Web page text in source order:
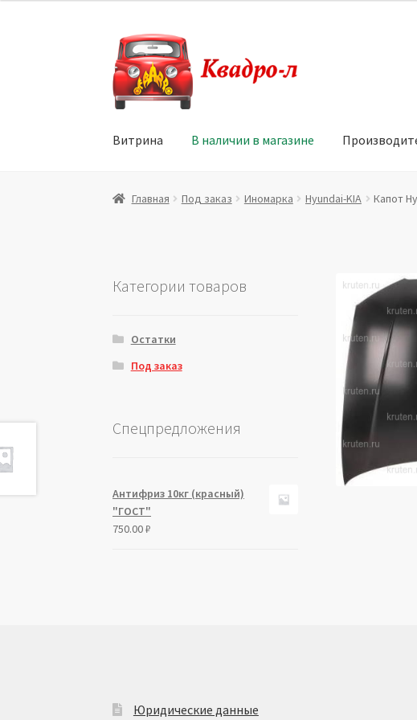
Перейти
к
навигации
Перейти
к
содержимому
Витрина В наличии в магазине
Главная Витрина Мой аккаунт Политика в
Главная Под заказ Иномарка Hyundai-KIA Капот
Категории товаров
Остатки
Под заказ
Спецпредложения
Антифриз 10кг (красный)
"ГОСТ"
750.00₽
Юридические данные